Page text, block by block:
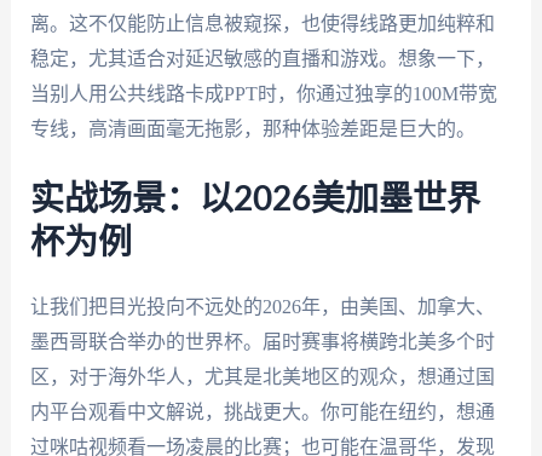
离。这不仅能防止信息被窥探，也使得线路更加纯粹和
稳定，尤其适合对延迟敏感的直播和游戏。想象一下，
当别人用公共线路卡成PPT时，你通过独享的100M带宽
专线，高清画面毫无拖影，那种体验差距是巨大的。
实战场景：以2026美加墨世界
杯为例
让我们把目光投向不远处的2026年，由美国、加拿大、
墨西哥联合举办的世界杯。届时赛事将横跨北美多个时
区，对于海外华人，尤其是北美地区的观众，想通过国
内平台观看中文解说，挑战更大。你可能在纽约，想通
过咪咕视频看一场凌晨的比赛；也可能在温哥华，发现